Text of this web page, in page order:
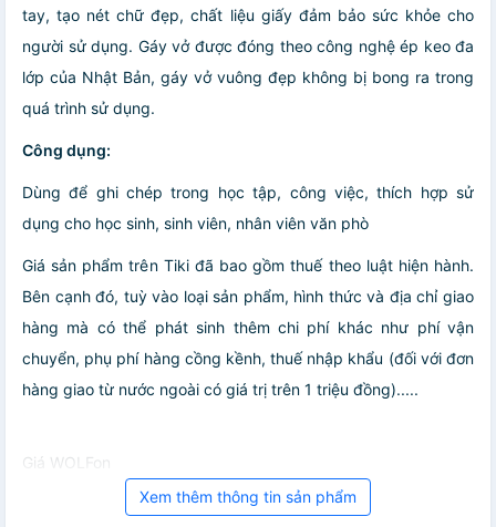
tay, tạo nét chữ đẹp, chất liệu giấy đảm bảo sức khỏe cho
người sử dụng. Gáy vở được đóng theo công nghệ ép keo đa
lớp của Nhật Bản, gáy vở vuông đẹp không bị bong ra trong
quá trình sử dụng.
Công dụng:
Dùng để ghi chép trong học tập, công việc, thích hợp sử
dụng cho học sinh, sinh viên, nhân viên văn phò
Giá sản phẩm trên Tiki đã bao gồm thuế theo luật hiện hành.
Bên cạnh đó, tuỳ vào loại sản phẩm, hình thức và địa chỉ giao
hàng mà có thể phát sinh thêm chi phí khác như phí vận
chuyển, phụ phí hàng cồng kềnh, thuế nhập khẩu (đối với đơn
hàng giao từ nước ngoài có giá trị trên 1 triệu đồng).....
Giá WOLFon
Xem thêm thông tin sản phẩm